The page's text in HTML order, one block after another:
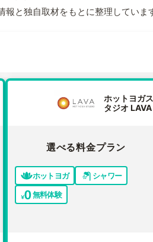
と独自取材をもとに整理していま
ホットヨガス
タジオ LAVA
選べる料金プラン
ホットヨガ
シャワー
無料体験